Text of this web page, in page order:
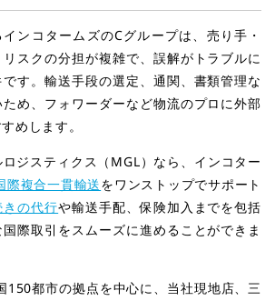
ンコタームズのCグループは、売り手・
スクの分担が複雑で、誤解がトラブルに
す。輸送手段の選定、通関、書類管理な
め、フォワーダーなど物流のプロに外部
めします。
ジスティクス（MGL）なら、インコター
際複合一貫輸送をワンストップでサポート
きの代行や輸送手配、保険加入までを包括
際取引をスムーズに進めることができま
150都市の拠点を中心に、当社現地店、三